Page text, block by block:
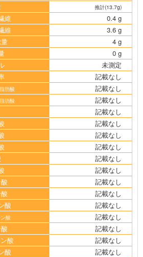
推計(13.7g)
維
0.4 g
維
3.6 g
4 g
0 g
未測定
記載なし
肪酸 記載なし
肪酸
記載なし
記載なし
記載なし
記載なし
記載なし
記載なし
記載なし
記載なし
記載なし
酸
記載なし
酸
記載なし
記載なし
酸
記載なし
酸
記載なし